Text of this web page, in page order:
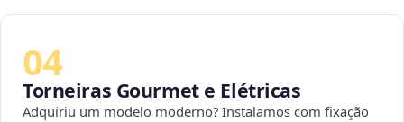
04
Torneiras Gourmet e Elétricas
Adquiriu um modelo moderno? Instalamos com fixação